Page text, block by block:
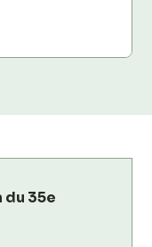
35e